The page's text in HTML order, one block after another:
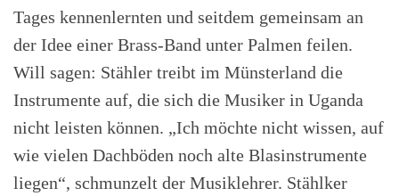
Tages kennenlernten und seitdem gemeinsam an
der Idee einer Brass-Band unter Palmen feilen.
Will sagen: Stähler treibt im Münsterland die
Instrumente auf, die sich die Musiker in Uganda
nicht leisten können. „Ich möchte nicht wissen, auf
wie vielen Dachböden noch alte Blasinstrumente
liegen“, schmunzelt der Musiklehrer. Stählker